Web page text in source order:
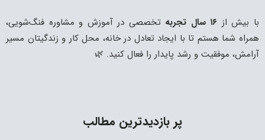
با بیش از ۱۶ سال تجربه
تخصصی در آموزش و مشاوره فنگ‌شویی،
همراه شما هستم تا با ایجاد تعادل در خانه، محل کار و زندگیتان مسیر
آرامش، موفقیت و رشد پایدار را فعال کنید. 🌿
پر بازدیدترین مطالب